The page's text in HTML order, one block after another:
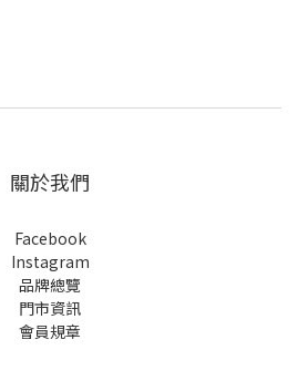
關於我們
Facebook
Instagram
品牌總覽
門市資訊
會員規章